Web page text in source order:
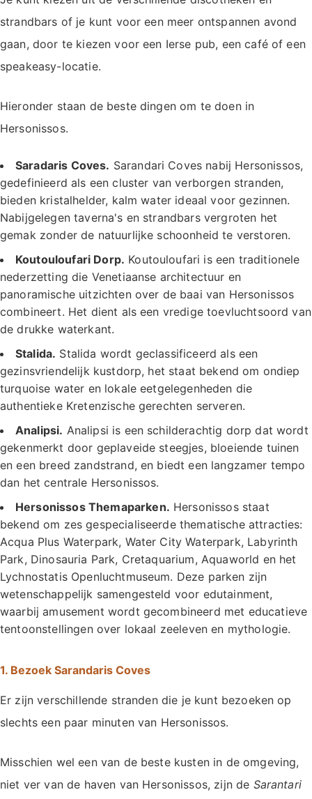
strandbars of je kunt voor een meer ontspannen avond
gaan, door te kiezen voor een Ierse pub, een café of een
speakeasy-locatie.
Hieronder staan de beste dingen om te doen in
Hersonissos.
Saradaris Coves. Sarandari Coves nabij Hersonissos,
gedefinieerd als een cluster van verborgen stranden,
bieden kristalhelder, kalm water ideaal voor gezinnen.
Nabijgelegen taverna's en strandbars vergroten het
gemak zonder de natuurlijke schoonheid te verstoren.
Koutouloufari Dorp. Koutouloufari is een traditionele
nederzetting die Venetiaanse architectuur en
panoramische uitzichten over de baai van Hersonissos
combineert. Het dient als een vredige toevluchtsoord van
de drukke waterkant.
Stalida. Stalida wordt geclassificeerd als een
gezinsvriendelijk kustdorp, het staat bekend om ondiep
turquoise water en lokale eetgelegenheden die
authentieke Kretenzische gerechten serveren.
Analipsi. Analipsi is een schilderachtig dorp dat wordt
gekenmerkt door geplaveide steegjes, bloeiende tuinen
en een breed zandstrand, en biedt een langzamer tempo
dan het centrale Hersonissos.
Hersonissos Themaparken. Hersonissos staat
bekend om zes gespecialiseerde thematische attracties:
Acqua Plus Waterpark, Water City Waterpark, Labyrinth
Park, Dinosauria Park, Cretaquarium, Aquaworld en het
Lychnostatis Openluchtmuseum. Deze parken zijn
wetenschappelijk samengesteld voor edutainment,
waarbij amusement wordt gecombineerd met educatieve
tentoonstellingen over lokaal zeeleven en mythologie.
1. Bezoek Sarandaris Coves
Er zijn verschillende stranden die je kunt bezoeken op
slechts een paar minuten van Hersonissos.
Misschien wel een van de beste kusten in de omgeving,
niet ver van de haven van Hersonissos, zijn de Sarantari